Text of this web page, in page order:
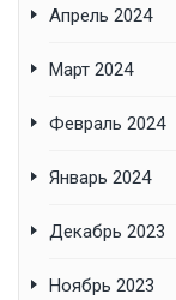
Апрель 2024
Март 2024
Февраль 2024
Январь 2024
Декабрь 2023
Ноябрь 2023